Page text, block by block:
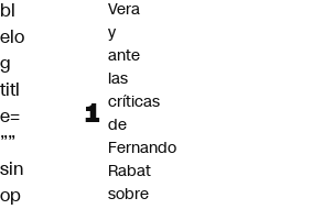
bl
elo
g
titl
e=
””
sin
op
Vera
y
ante
las
críticas
de
Fernando
Rabat
sobre